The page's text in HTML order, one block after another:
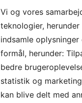
Vi og vores
teknologier,
indsamle
formål, herunder:
bedre
statistik og
kan blive delt med